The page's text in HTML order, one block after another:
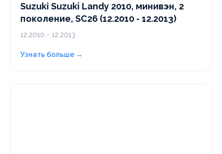
Suzuki Suzuki Landy 2010, минивэн, 2
поколение, SC26 (12.2010 - 12.2013)
12.2010 - 12.2013
Узнать больше →